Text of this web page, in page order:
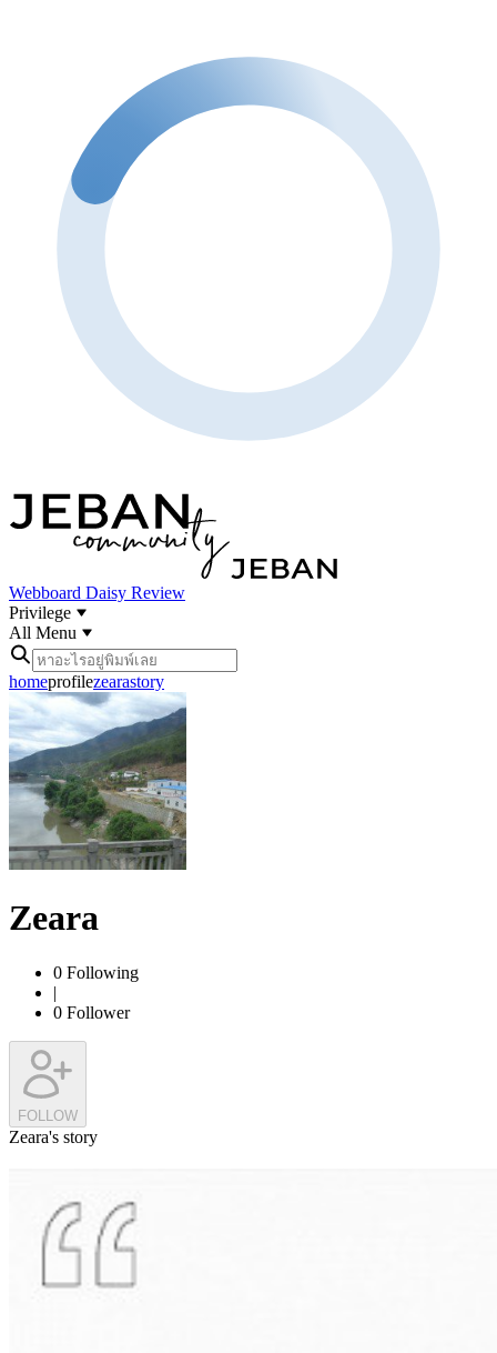
Webboard Daisy Review
Privilege
All Menu
homeprofilezearastory
Zeara
0 Following
|
0 Follower
FOLLOW
Zeara's story